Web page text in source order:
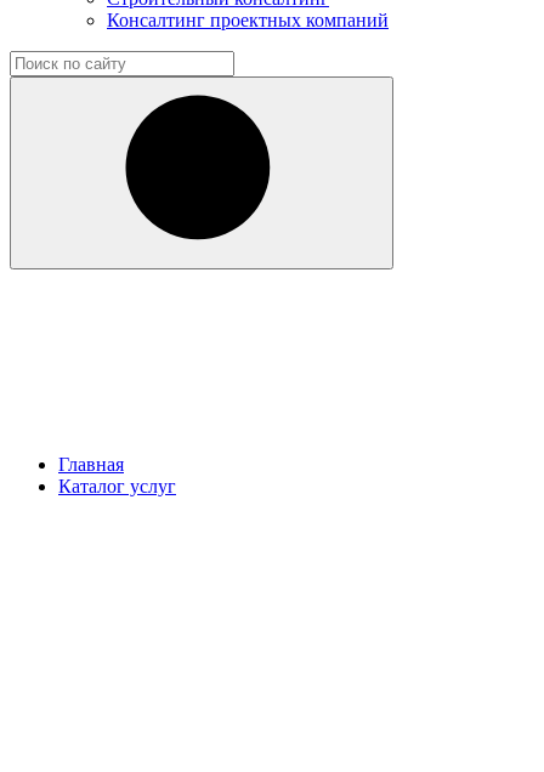
Консалтинг проектных компаний
Главная
Каталог услуг